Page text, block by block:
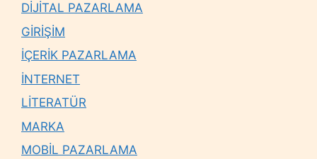
DİJİTAL PAZARLAMA
GİRİŞİM
İÇERİK PAZARLAMA
İNTERNET
LİTERATÜR
MARKA
MOBİL PAZARLAMA